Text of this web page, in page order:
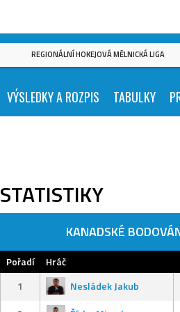
REGIONÁLNÍ HOKEJOVÁ MĚLNICKÁ LIGA
VÝSLEDKY A ROZPIS TABULKY
STATISTIKY
KANADSKÉ
Pořadí Hráč
1
Nesládek Jakub